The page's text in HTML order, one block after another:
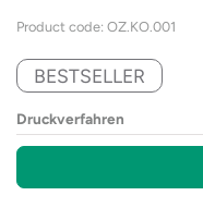
Product code: OZ.KO.001
BESTSELLER
Druckverfahren